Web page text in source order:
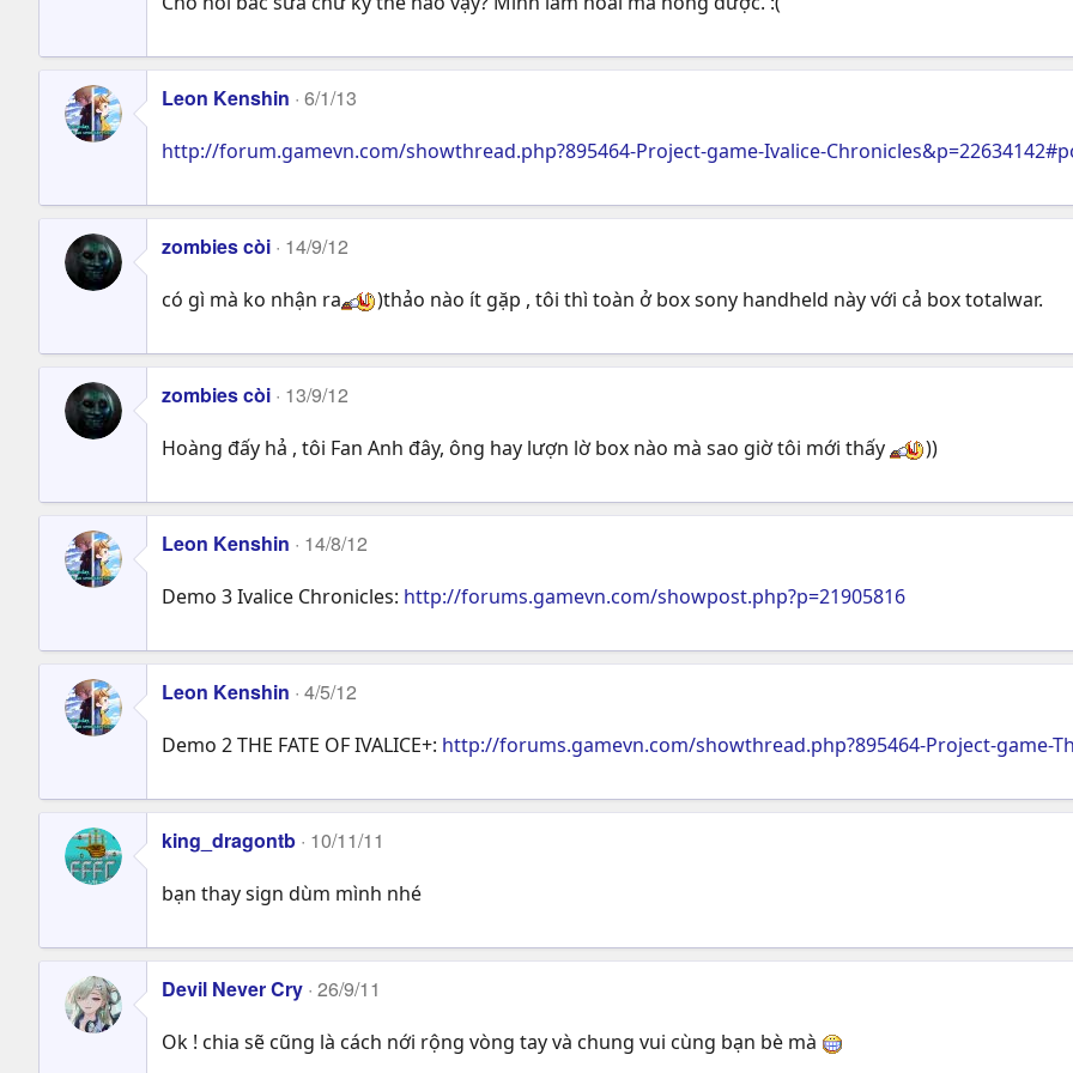
Leon Kenshin 6/1/13
http://forum.gamevn.com/showthread.php?895464-Project-game-Ivalice-
zombies còi 14/9/12
có gì mà ko nhận ra )thảo nào ít gặp , tôi thì toàn ở box sony handheld này với cả box totalwar.
zombies còi 13/9/12
Hoàng đấy hả , tôi Fan Anh đây, ông hay lượn lờ box nào mà sao giờ tôi mới thấy ))
Leon Kenshin 14/8/12
Demo 3 Ivalice Chronicles: http://forums.gamevn.com/showpost.php?p=21905816
Leon Kenshin 4/5/12
Demo 2 THE FATE OF IVALICE+: http://forums.gamevn.com/showthread.php?895464-Project-game-
king_dragontb 10/11/11
bạn thay sign dùm mình nhé
Devil Never Cry 26/9/11
Ok ! chia sẽ cũng là cách nới rộng vòng tay và chung vui cùng bạn bè mà